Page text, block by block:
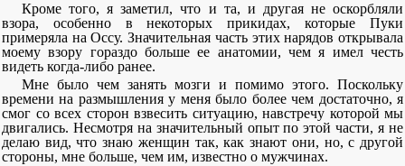
Кроме того, я заметил, что и та, и другая не оскорбляли
взора, особенно в некоторых прикидах, которые Пуки
примеряла на Оссу. Значительная часть этих нарядов открывала
моему взору гораздо больше ее анатомии, чем я имел честь
видеть когда-либо ранее.
Мне было чем занять мозги и помимо этого. Поскольку
времени на размышления у меня было более чем достаточно, я
смог со всех сторон взвесить ситуацию, навстречу которой мы
двигались. Несмотря на значительный опыт по этой части, я не
делаю вид, что знаю женщин так, как знают они, но, с другой
стороны, мне больше, чем им, известно о мужчинах.